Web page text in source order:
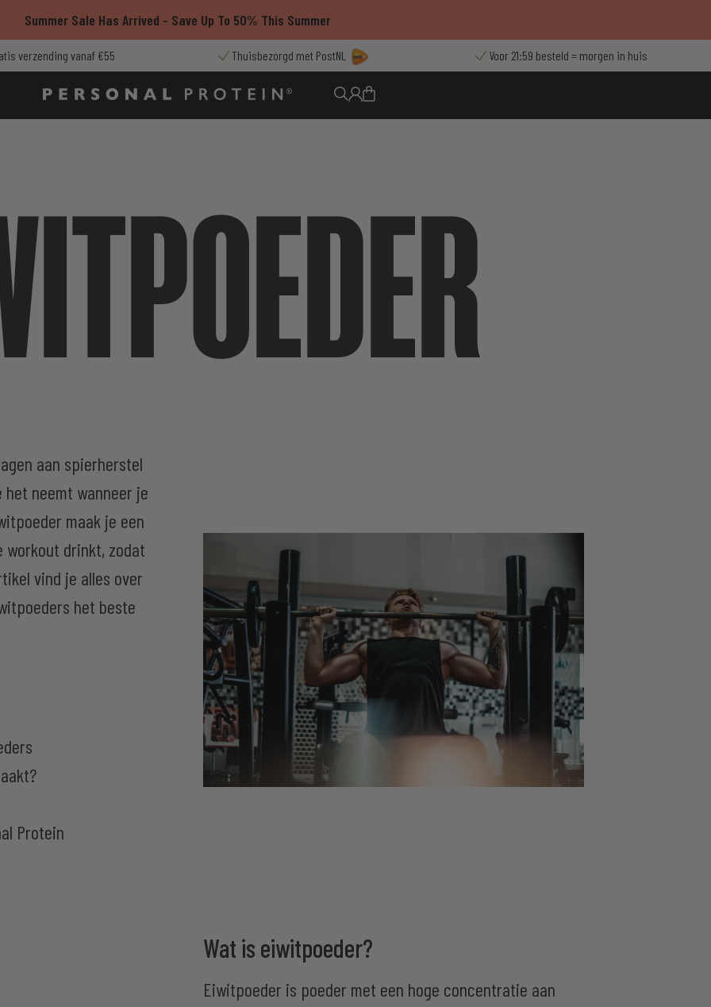
Summer Sale Has Arrived - Save Up To 50% This Summer
verzending vanaf €55 Thuisbezorgd met PostNL Voor 21:59 besteld = morgen in huis
aan spierherstel
neemt wanneer je
maak je een
workout drinkt, zodat
vind je alles over
het beste
Protein
Wat is eiwitpoeder?
Eiwitpoeder is poeder met een hoge concentratie aan